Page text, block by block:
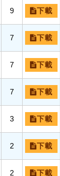
9 下載
7 下載
7 下載
7 下載
3 下載
2 下載
2 下載